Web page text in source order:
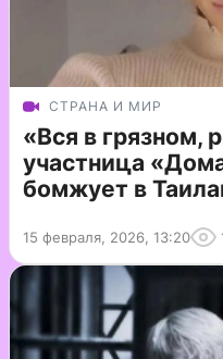
СТРАНА И МИР
«Вся в грязном,
участница
бомжует в
15 февраля, 2026, 13:20